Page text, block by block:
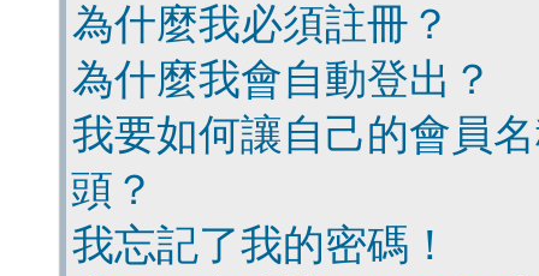
為什麼我必須註冊？
為什麼我會自動登出？
我要如何讓自己的會員
頭？
我忘記了我的密碼！